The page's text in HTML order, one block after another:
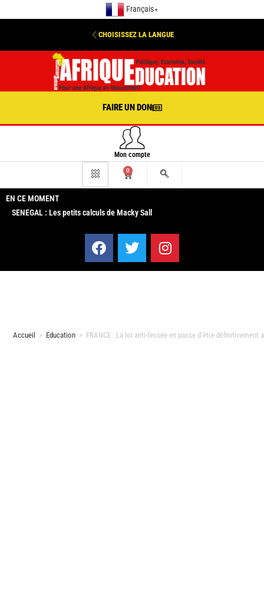
Français ▼
CHOISISSEZ LA LANGUE
FAIRE UN DON
Mon compte
0
EN CE MOMENT
SENEGAL : Les petits calculs de Macky Sall
Accueil > Education > FRANCE : La loi anti-fessée en passe d’être définitivement